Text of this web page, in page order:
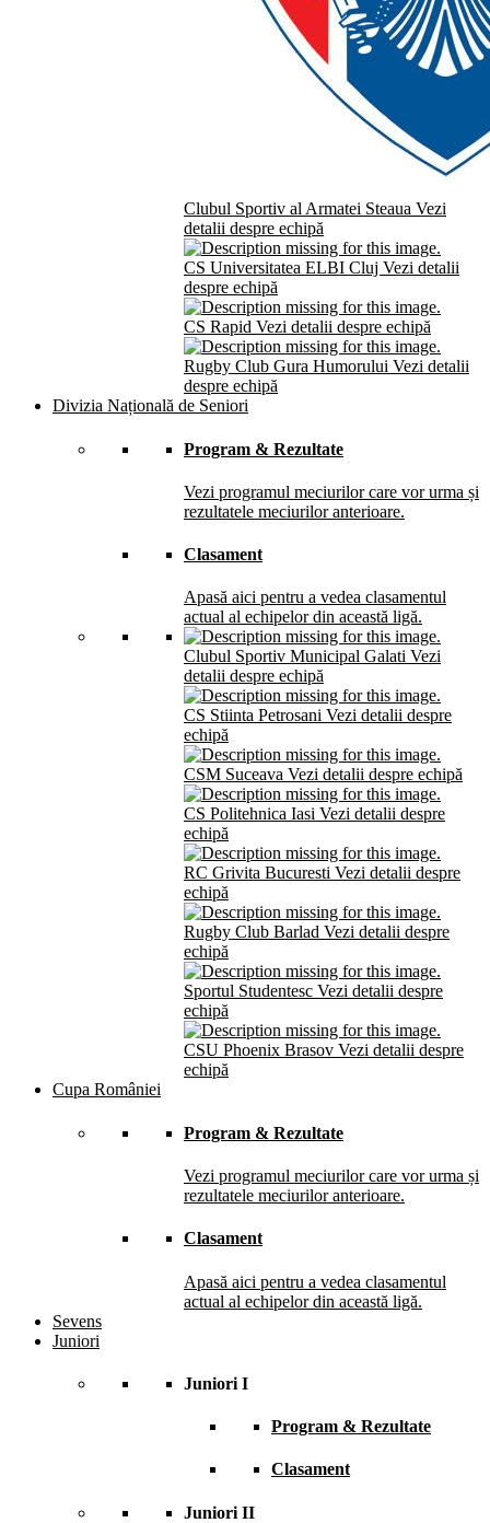
Clubul Sportiv al Armatei Steaua Vezi
detalii despre echipă
CS Universitatea ELBI Cluj Vezi detalii
despre echipă
CS Rapid Vezi detalii despre echipă
Rugby Club Gura Humorului Vezi detalii
despre echipă
Divizia Națională de Seniori
Program & Rezultate
Vezi programul meciurilor care vor urma și
rezultatele meciurilor anterioare.
Clasament
Apasă aici pentru a vedea clasamentul
actual al echipelor din această ligă.
Clubul Sportiv Municipal Galati Vezi
detalii despre echipă
CS Stiinta Petrosani Vezi detalii despre
echipă
CSM Suceava Vezi detalii despre echipă
CS Politehnica Iasi Vezi detalii despre
echipă
RC Grivita Bucuresti Vezi detalii despre
echipă
Rugby Club Barlad Vezi detalii despre
echipă
Sportul Studentesc Vezi detalii despre
echipă
CSU Phoenix Brasov Vezi detalii despre
echipă
Cupa României
Program & Rezultate
Vezi programul meciurilor care vor urma și
rezultatele meciurilor anterioare.
Clasament
Apasă aici pentru a vedea clasamentul
actual al echipelor din această ligă.
Sevens
Juniori
Juniori I
Program & Rezultate
Clasament
Juniori II